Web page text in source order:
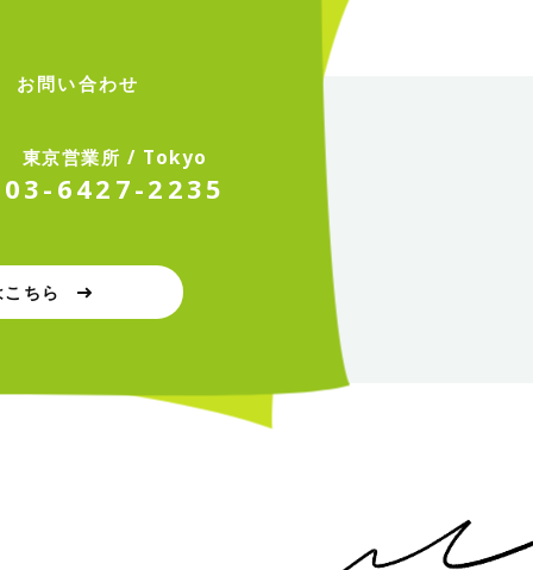
お問い合わせ
東京営業所 / Tokyo
03- 642 7-2 235
ちら